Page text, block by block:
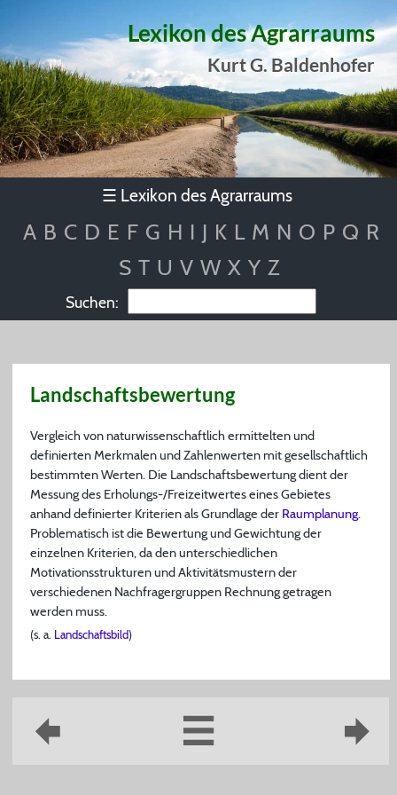
Lexikon des Agrarraums
Kurt G. Baldenhofer
☰ Lexikon des Agrarraums
A B C D E F G H I J K L M N O P Q R
S T U V W X Y Z
Suchen:
Landschaftsbewertung
Vergleich von naturwissenschaftlich ermittelten und
definierten Merkmalen und Zahlenwerten mit gesellschaftlich
bestimmten Werten. Die Landschaftsbewertung dient der
Messung des Erholungs-/Freizeitwertes eines Gebietes
anhand definierter Kriterien als Grundlage der Raumplanung.
Problematisch ist die Bewertung und Gewichtung der
einzelnen Kriterien, da den unterschiedlichen
Motivationsstrukturen und Aktivitätsmustern der
verschiedenen Nachfragergruppen Rechnung getragen
werden muss.
(s. a. Landschaftsbild)